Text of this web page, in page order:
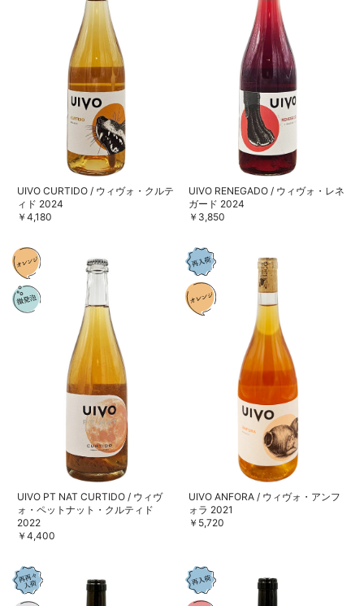
UIVO CURTIDO / ウィヴォ・クルテ
ィド 2024
￥4,180
UIVO RENEGADO / ウィヴォ・レネ
ガード 2024
￥3,850
UIVO PT NAT CURTIDO / ウィヴ
ォ・ペットナット・クルティド
2022
￥4,400
UIVO ANFORA / ウィヴォ・アンフ
ォラ 2021
￥5,720